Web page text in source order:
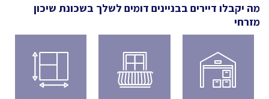
מה יקבלו דיירים בבניינים דומים לשלך בשכונת שיכון
מזרחי